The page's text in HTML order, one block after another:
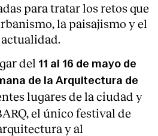
para tratar los retos que
la paisajismo y el
del 11 al 16 de mayo de
de la Arquitectura de
lugares de la ciudad y
el único festival de
y al